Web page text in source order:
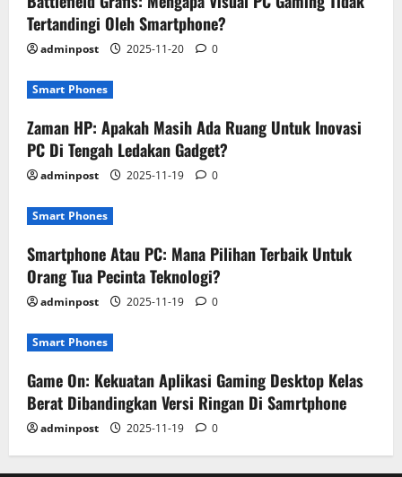
Tertandingi Oleh Smartphone?
adminpost 2025-11-20 0
Smart Phones
Zaman HP: Apakah Masih Ada Ruang Untuk Inovasi
PC Di Tengah Ledakan Gadget?
adminpost 2025-11-19 0
Smart Phones
Smartphone Atau PC: Mana Pilihan Terbaik Untuk
Orang Tua Pecinta Teknologi?
adminpost 2025-11-19 0
Smart Phones
Game On: Kekuatan Aplikasi Gaming Desktop Kelas
Berat Dibandingkan Versi Ringan Di Samrtphone
adminpost 2025-11-19 0